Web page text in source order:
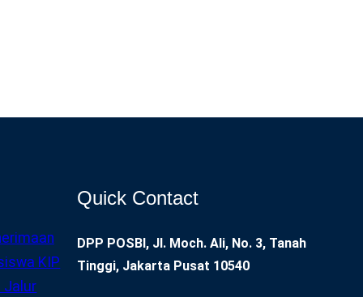
KIP
Jalur
Quick Contact
DPP POSBI, Jl. Moch. Ali, No. 3, Tanah
Tinggi, Jakarta Pusat 10540